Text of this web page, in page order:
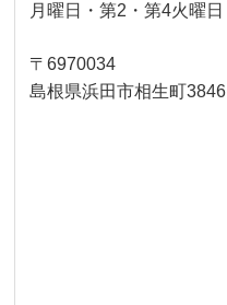
月曜日・第2・第4火曜日
〒6970034
島根県浜田市相生町3846